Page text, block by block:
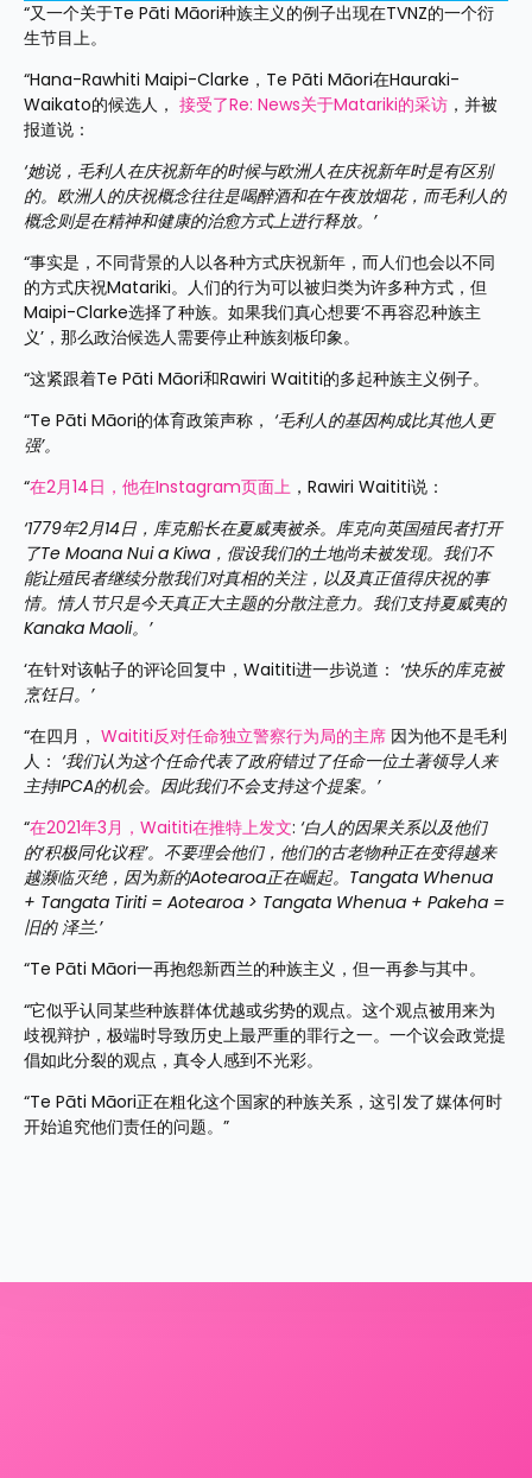
“又一个关于Te Pāti Māori种族主义的例子出现在TVNZ的一个衍
生节目上。
“Hana-Rawhiti Maipi-Clarke，Te Pāti Māori在Hauraki-
Waikato的候选人， 接受了Re: News关于Matariki的采访 ，并被
报道说：
‘她说，毛利人在庆祝新年的时候与欧洲人在庆祝新年时是有区别
的。欧洲人的庆祝概念往往是喝醉酒和在午夜放烟花，而毛利人的
概念则是在精神和健康的治愈方式上进行释放。’
“事实是，不同背景的人以各种方式庆祝新年，而人们也会以不同
的方式庆祝Matariki。人们的行为可以被归类为许多种方式，但
Maipi-Clarke选择了种族。如果我们真心想要‘不再容忍种族主
义’，那么政治候选人需要停止种族刻板印象。
“这紧跟着Te Pāti Māori和Rawiri Waititi的多起种族主义例子。
“Te Pāti Māori的体育政策声称， ‘毛利人的基因构成比其他人更
强’。
“在2月14日，他在Instagram页面上 ，Rawiri Waititi说：
‘1779年2月14日，库克船长在夏威夷被杀。库克向英国殖民者打开
了Te Moana Nui a Kiwa，假设我们的土地尚未被发现。我们不
能让殖民者继续分散我们对真相的关注，以及真正值得庆祝的事
情。情人节只是今天真正大主题的分散注意力。我们支持夏威夷的
Kanaka Maoli。’
‘在针对该帖子的评论回复中，Waititi进一步说道： ‘快乐的库克被
烹饪日。’
“在四月， Waititi反对任命独立警察行为局的主席 因为他不是毛利
人： ‘我们认为这个任命代表了政府错过了任命一位土著领导人来
主持IPCA的机会。因此我们不会支持这个提案。’
“在2021年3月，Waititi在推特上发文: ‘白人的因果关系以及他们
的‘积极同化议程’。不要理会他们，他们的古老物种正在变得越来
越濒临灭绝，因为新的Aotearoa正在崛起。Tangata Whenua
+ Tangata Tiriti = Aotearoa > Tangata Whenua + Pakeha =
旧的 泽兰.’
“Te Pāti Māori一再抱怨新西兰的种族主义，但一再参与其中。
“它似乎认同某些种族群体优越或劣势的观点。这个观点被用来为
歧视辩护，极端时导致历史上最严重的罪行之一。一个议会政党提
倡如此分裂的观点，真令人感到不光彩。
“Te Pāti Māori正在粗化这个国家的种族关系，这引发了媒体何时
开始追究他们责任的问题。”